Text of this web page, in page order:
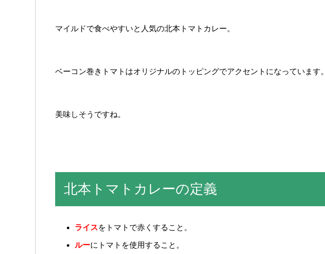
マイルドで食べやすいと人気の北本トマトカレー。
ベーコン巻きトマトはオリジナルのトッピングでアクセントになっています。
美味しそうですね。
北本トマトカレーの定義
ライスをトマトで赤くすること。
ルーにトマトを使用すること。